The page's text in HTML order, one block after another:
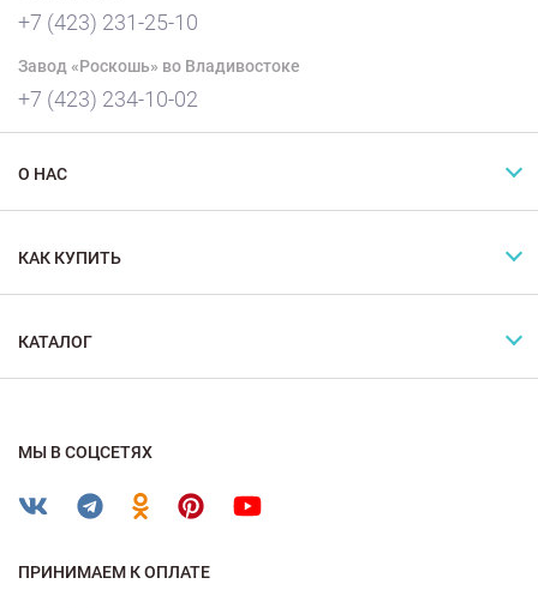
+7 (423) 231-25-10
Завод «Роскошь» во Владивостоке
+7 (423) 234-10-02
О НАС
КАК КУПИТЬ
КАТАЛОГ
МЫ В СОЦСЕТЯХ
ПРИНИМАЕМ К ОПЛАТЕ